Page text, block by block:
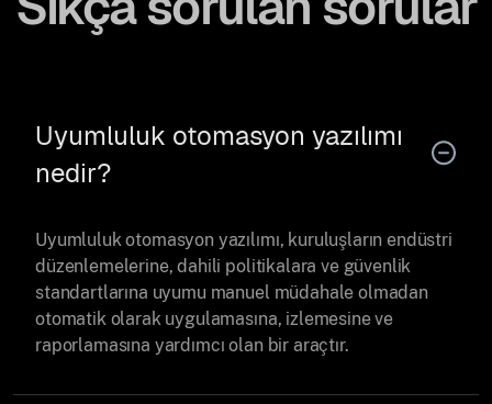
Uyumluluk otomasyon yazılımı
nedir?
Uyumluluk otomasyon yazılımı, kuruluşların endüstri
düzenlemelerine, dahili politikalara ve güvenlik
standartlarına uyumu manuel müdahale olmadan
otomatik olarak uygulamasına, izlemesine ve
raporlamasına yardımcı olan bir araçtır.